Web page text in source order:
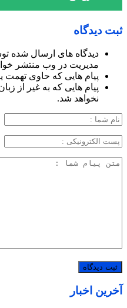
ثبت دیدگاه
دیدگاه های ارسال شده
مدیریت در وب منتشر
پیام هایی که حاوی تهمت
پیام هایی که به غیر از
نخواهد شد.
آخرین اخبار